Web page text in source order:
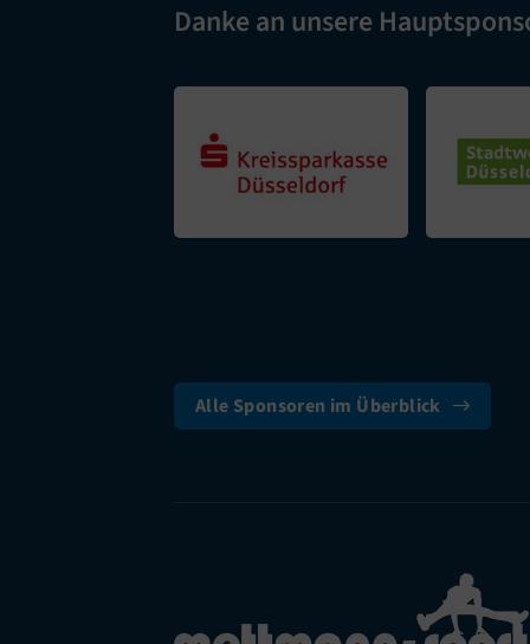
Danke an unsere
Alle Sponsoren im Überblick